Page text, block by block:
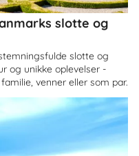
slotte og
slotte og
og unikke oplevelser -
venner eller som par.